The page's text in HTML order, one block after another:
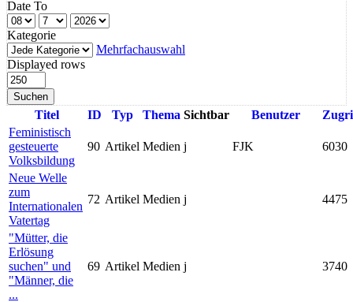
Date To
Kategorie
Mehrfachauswahl
Displayed rows
Suchen
Titel ID Typ Thema Sichtbar Benutzer
Feministisch
gesteuerte
Volksbildung
90 Artikel Medien j FJK 6030
Neue Welle
zum
Internationalen
Vatertag
72 Artikel Medien j 4475
"Mütter, die
Erlösung
suchen" und
"Männer, die
...
69 Artikel Medien j 3740